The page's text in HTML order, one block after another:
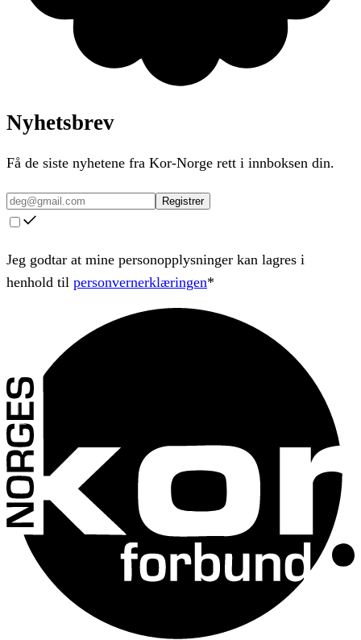
Nyhetsbrev
Få de siste nyhetene fra Kor-Norge rett i innboksen din.
Registrer
Jeg godtar at mine personopplysninger kan lagres i
henhold til personvernerklæringen*